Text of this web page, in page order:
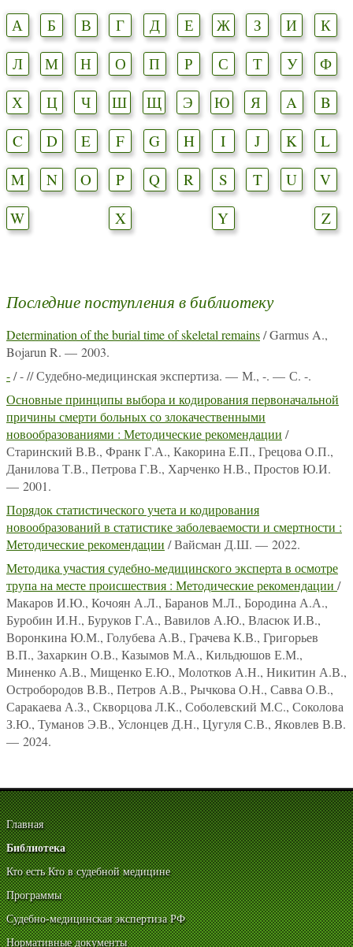
А Б В Г Д Е Ж З И
К
Л
М Н О П Р С Т У
Ф
Х
Ц Ч Ш Щ Э Ю Я A
B
C
D E F G H I J K
L
M
N O P Q R S T U
V
W
X Y Z
Последние поступления в библиотеку
Determination of the burial time of skeletal remains/ Garmus A.,
Bojarun R. — 2003.
-/ - // Судебно-медицинская экспертиза. — М., -. — С. -.
Основные принципы выбора и кодирования первоначальной
причины смерти больных со злокачественными
новообразованиями : Методические рекомендации /
Старинский В.В., Франк Г.А., Какорина Е.П., Грецова О.П.,
Данилова Т.В., Петрова Г.В., Харченко Н.В., Простов Ю.И.
— 2001.
Порядок статистического учета и кодирования
новообразований в статистике заболеваемости и смертности :
Методические рекомендации / Вайсман Д.Ш. — 2022.
Методика участия судебно-медицинского эксперта в осмотре
трупа на месте происшествия : Методические рекомендации /
Макаров И.Ю., Кочоян А.Л., Баранов М.Л., Бородина А.А.,
Буробин И.Н., Буруков Г.А., Вавилов А.Ю., Власюк И.В.,
Воронкина Ю.М., Голубева А.В., Грачева К.В., Григорьев
В.П., Захаркин О.В., Казымов М.А., Кильдюшов Е.М.,
Миненко А.В., Мищенко Е.Ю., Молотков А.Н., Никитин А.В.,
Остробородов В.В., Петров А.В., Рычкова О.Н., Савва О.В.,
Саракаева А.З., Скворцова Л.К., Соболевский М.С., Соколова
З.Ю., Туманов Э.В., Услонцев Д.Н., Цугуля С.В., Яковлев В.В.
— 2024.
Главная
Библиотека
Кто есть Кто в судебной медицине
Программы
Судебно-медицинская экспертиза РФ
Нормативные документы